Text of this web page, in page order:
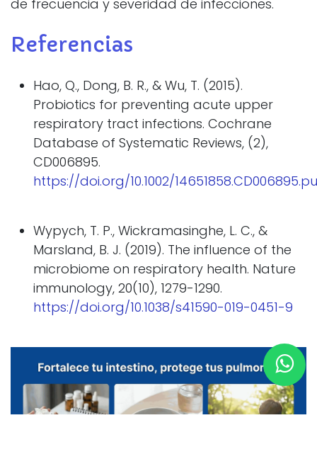
de frecuencia y severidad de infecciones.
Referencias
Hao, Q., Dong, B. R., & Wu, T. (2015).
Probiotics for preventing acute upper
respiratory tract infections. Cochrane
Database of Systematic Reviews, (2),
CD006895.
https://doi.org/10.1002/
Wypych, T. P., Wickramasinghe, L. C., &
Marsland, B. J. (2019). The influence of the
microbiome on respiratory health. Nature
immunology, 20(10), 1279-1290.
https://doi.org/10.1038/s41590-019-0451-9